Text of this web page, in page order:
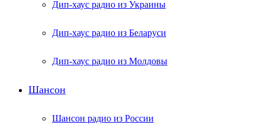
Дип-хаус радио из Украины
Дип-хаус радио из Беларуси
Дип-хаус радио из Молдовы
Шансон
Шансон радио из России